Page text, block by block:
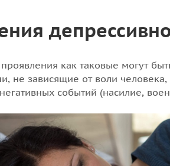
как таковые могут
не зависящие от воли
негативных событий (насилие,